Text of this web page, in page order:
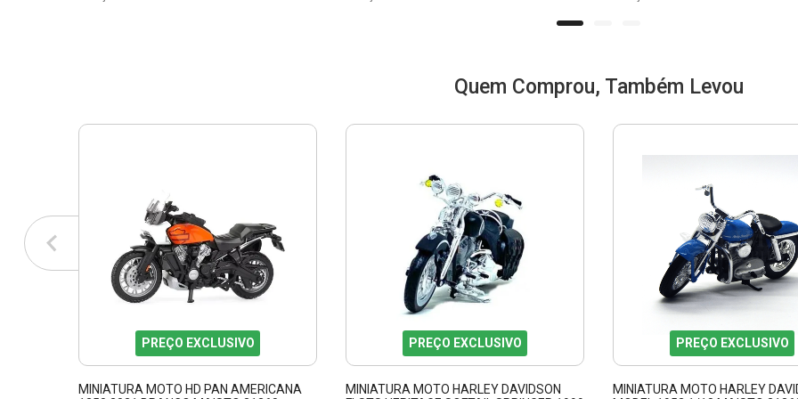
Quem Comprou, Também Levou
PREÇO EXCLUSIVO
MINIATURA MOTO HD PAN AMERICANA
PREÇO EXCLUSIVO
MINIATURA MOTO HARLEY DAVIDSON
PREÇO EXCLUSIVO
MINIATURA MOTO HARLEY